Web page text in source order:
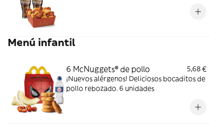
Menú infantil
6 McNuggets® de pollo
5,68 €
¡Nuevos alérgenos! Deliciosos bocaditos de
pollo rebozado. 6 unidades